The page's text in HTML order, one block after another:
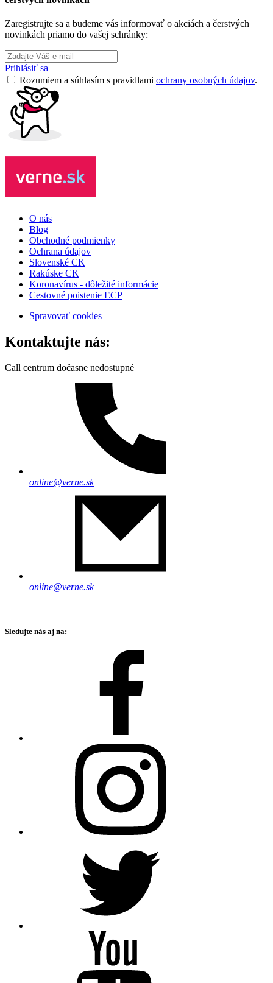
Zaregistrujte sa a budeme vás informovať o akciách a čerstvých
novinkách priamo do vašej schránky:
Prihlásiť sa
Rozumiem a súhlasím s pravidlami ochrany osobných údajov.
O nás
Blog
Obchodné podmienky
Ochrana údajov
Slovenské CK
Rakúske CK
Koronavírus - dôležité informácie
Cestovné poistenie ECP
Spravovať cookies
Kontaktujte nás:
Call centrum dočasne nedostupné
online@verne.sk
online@verne.sk
Sledujte nás aj na: